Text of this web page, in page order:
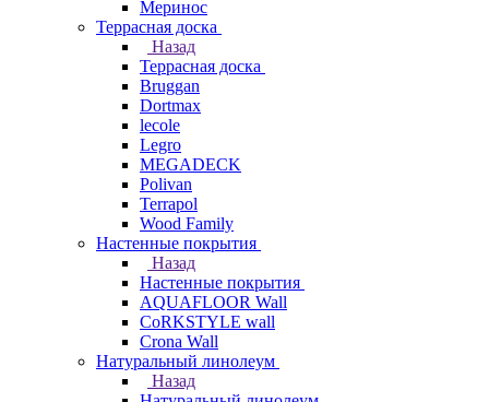
Меринос
Террасная доска
Назад
Террасная доска
Bruggan
Dortmax
lecole
Legro
MEGADECK
Polivan
Terrapol
Wood Family
Настенные покрытия
Назад
Настенные покрытия
AQUAFLOOR Wall
CoRKSTYLE wall
Crona Wall
Натуральный линолеум
Назад